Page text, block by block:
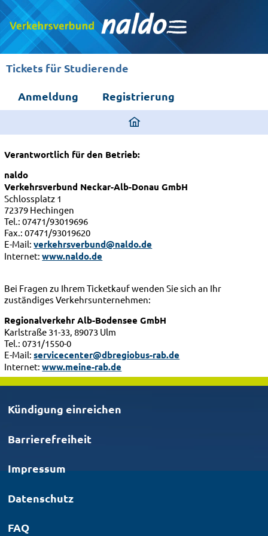
Tickets für Studierende
Anmeldung
Registrierung
ding
home
Verantwortlich für den Betrieb:
naldo
Verkehrsverbund Neckar-Alb-Donau GmbH
Schlossplatz 1
72379 Hechingen
Tel.: 07471/93019696
Fax.: 07471/93019620
E-Mail:verkehrsverbund@naldo.de
Internet:www.naldo.de
Bei Fragen zu Ihrem Ticketkauf wenden Sie sich an Ihr
zuständiges Verkehrsunternehmen:
Regionalverkehr Alb-Bodensee GmbH
Karlstraße 31-33, 89073 Ulm
Tel.: 0731/1550-0
E-Mail:servicecenter@dbregiobus-rab.de
Internet:www.meine-rab.de
Kündigung einreichen
Barrierefreiheit
Impressum
Datenschutz
FAQ